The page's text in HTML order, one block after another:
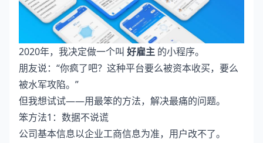
2020年，我决定做一个叫 好雇主 的小程序。
朋友说：“你疯了吧？这种平台要么被资本收买，要么
被水军攻陷。”
但我想试试——用最笨的方法，解决最痛的问题。
笨方法1：数据不说谎
公司基本信息以企业工商信息为准，用户改不了。